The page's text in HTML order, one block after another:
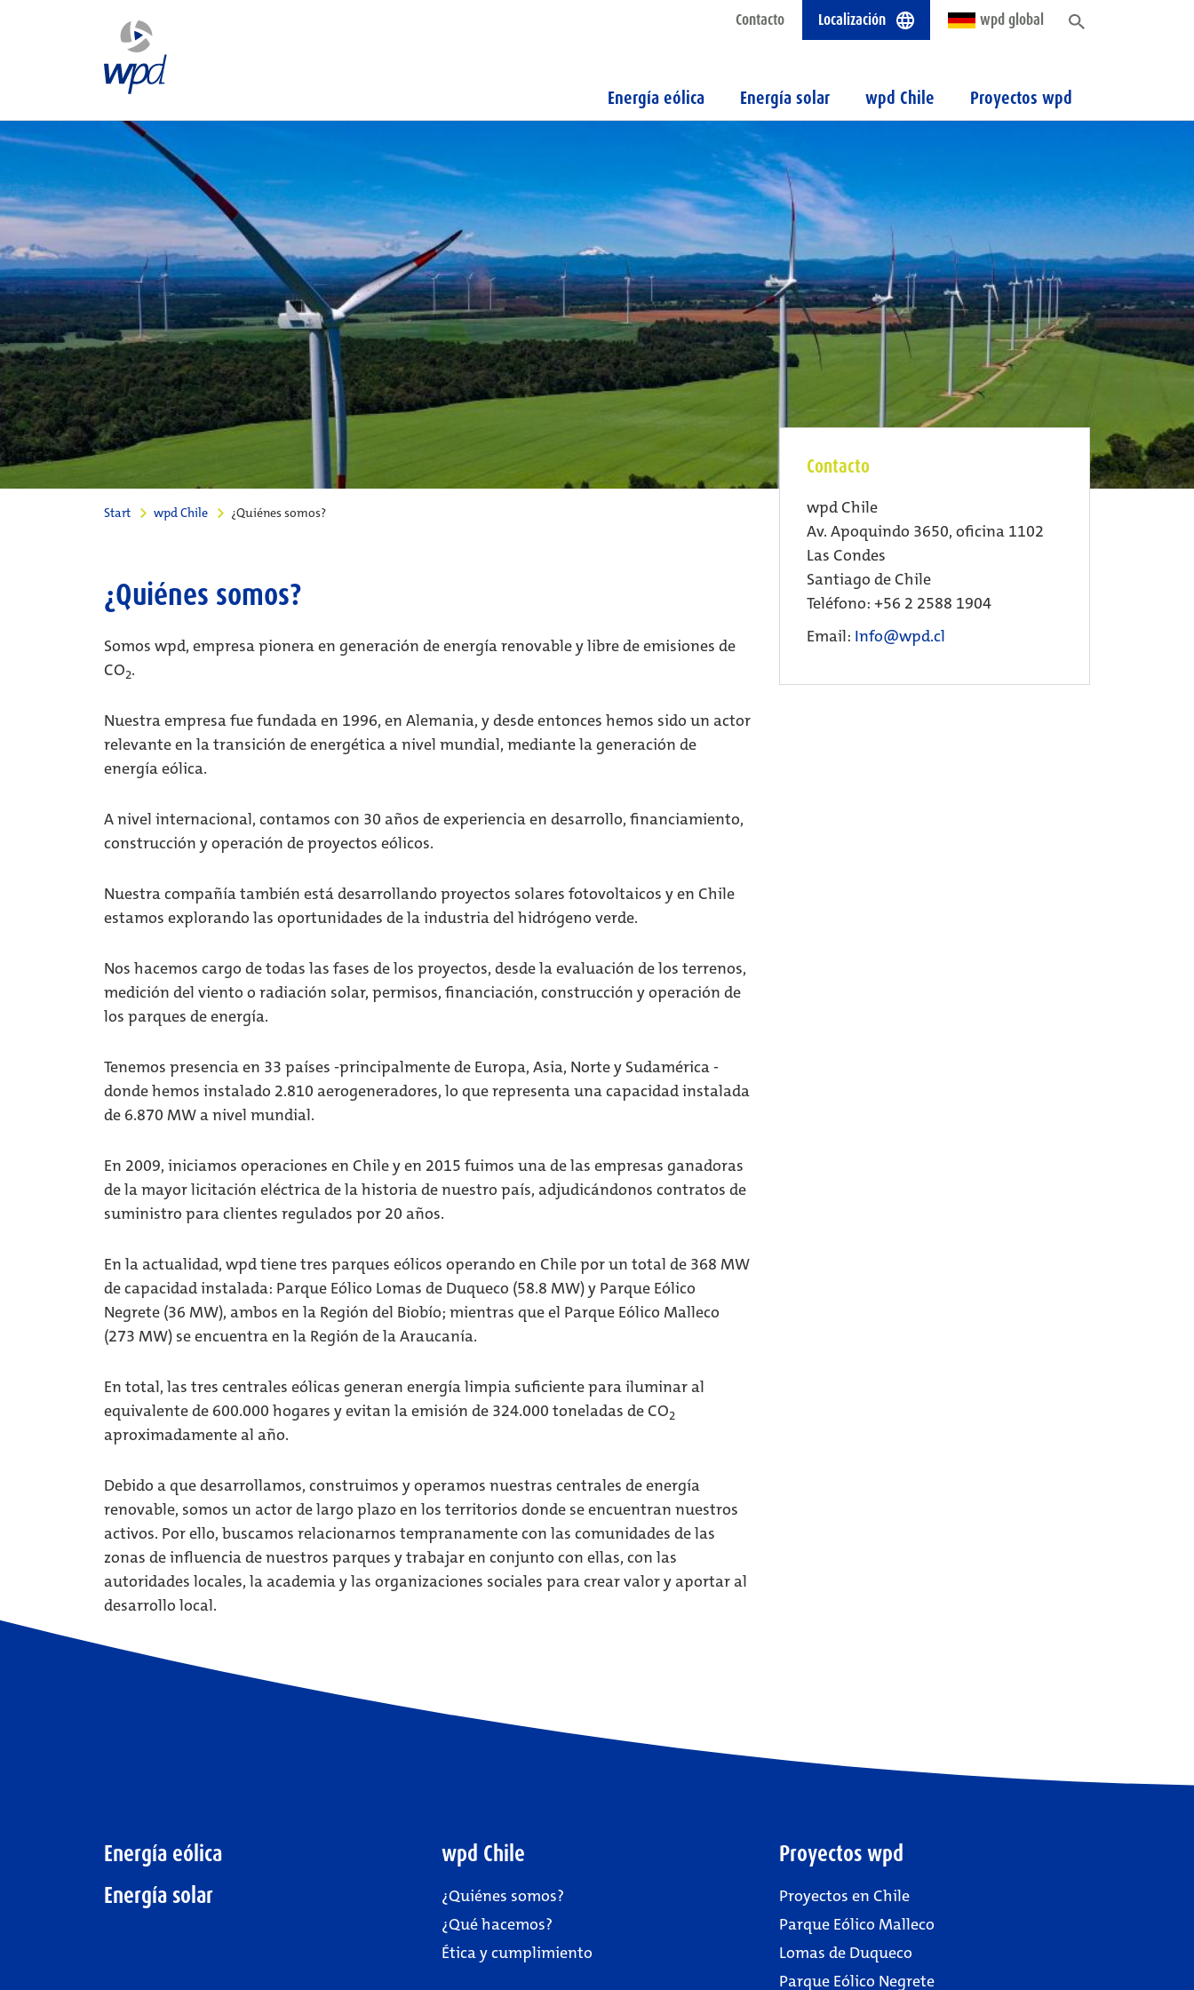
Contacto Localización wpd global
Energía eólica Energía solar wpd Chile Proyectos wpd
Start wpd Chile ¿Quiénes somos?
¿Quiénes somos?
Somos wpd, empresa pionera en generación de energía renovable y libre de emisiones de
CO2.
Nuestra empresa fue fundada en 1996, en Alemania, y desde entonces hemos sido un actor
relevante en la transición de energética a nivel mundial, mediante la generación de
energía eólica.
A nivel internacional, contamos con 30 años de experiencia en desarrollo, financiamiento,
construcción y operación de proyectos eólicos.
Nuestra compañía también está desarrollando proyectos solares fotovoltaicos y en Chile
estamos explorando las oportunidades de la industria del hidrógeno verde.
Nos hacemos cargo de todas las fases de los proyectos, desde la evaluación de los terrenos,
medición del viento o radiación solar, permisos, financiación, construcción y operación de
los parques de energía.
Tenemos presencia en 33 países -principalmente de Europa, Asia, Norte y Sudamérica -
donde hemos instalado 2.810 aerogeneradores, lo que representa una capacidad instalada
de 6.870 MW a nivel mundial.
En 2009, iniciamos operaciones en Chile y en 2015 fuimos una de las empresas ganadoras
de la mayor licitación eléctrica de la historia de nuestro país, adjudicándonos contratos de
suministro para clientes regulados por 20 años.
En la actualidad, wpd tiene tres parques eólicos operando en Chile por un total de 368 MW
de capacidad instalada: Parque Eólico Lomas de Duqueco (58.8 MW) y Parque Eólico
Negrete (36 MW), ambos en la Región del Biobío; mientras que el Parque Eólico Malleco
(273 MW) se encuentra en la Región de la Araucanía.
En total, las tres centrales eólicas generan energía limpia suficiente para iluminar al
equivalente de 600.000 hogares y evitan la emisión de 324.000 toneladas de CO2
aproximadamente al año.
Debido a que desarrollamos, construimos y operamos nuestras centrales de energía
renovable, somos un actor de largo plazo en los territorios donde se encuentran nuestros
activos. Por ello, buscamos relacionarnos tempranamente con las comunidades de las
zonas de influencia de nuestros parques y trabajar en conjunto con ellas, con las
autoridades locales, la academia y las organizaciones sociales para crear valor y aportar al
desarrollo local.
Contacto
wpd Chile
Av. Apoquindo 3650, oficina 1102
Las Condes
Santiago de Chile
Teléfono: +56 2 2588 1904
Email: Info@wpd.cl
Energía eólica
Energía solar
wpd Chile
¿Quiénes somos?
¿Qué hacemos?
Ética y cumplimiento
Proyectos wpd
Proyectos en Chile
Parque Eólico Malleco
Lomas de Duqueco
Parque Eólico Negrete